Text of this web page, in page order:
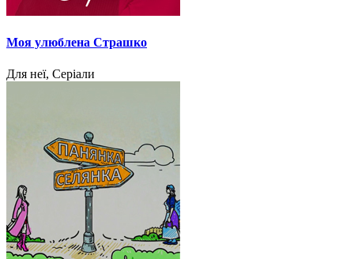
Моя улюблена Страшко
Для неї, Серіали